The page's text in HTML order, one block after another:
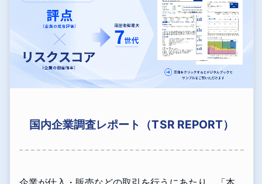
国内企業調査レポート（TSR REPORT）